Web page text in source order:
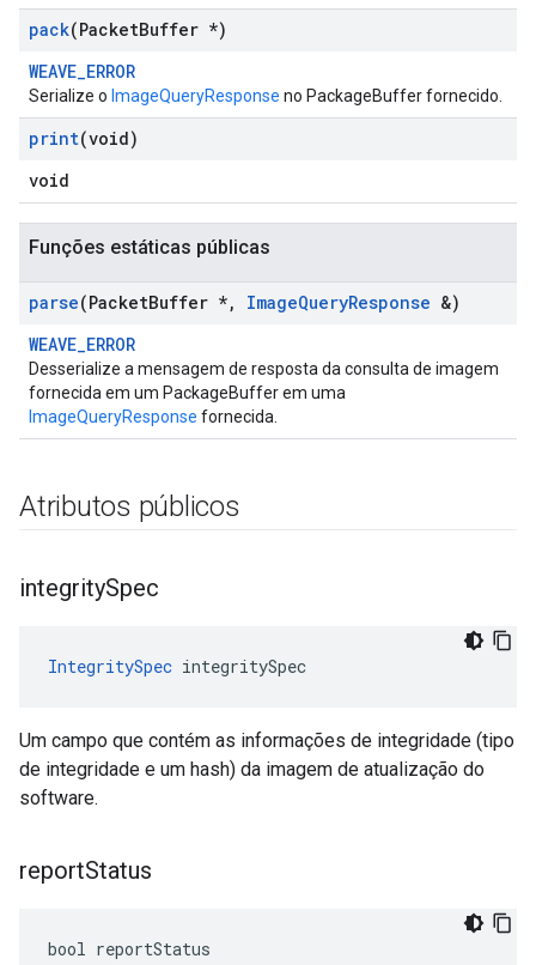
pack(PacketBuffer *)
WEAVE_ERROR
Serialize o ImageQueryResponse no PackageBuffer fornecido.
print(void)
void
Funções estáticas públicas
parse(PacketBuffer *, ImageQueryResponse &)
WEAVE_ERROR
Desserialize a mensagem de resposta da consulta de imagem
fornecida em um PackageBuffer em uma
ImageQueryResponse fornecida.
Atributos públicos
integritySpec
IntegritySpec integritySpec
Um campo que contém as informações de integridade (tipo
de integridade e um hash) da imagem de atualização do
software.
reportStatus
bool reportStatus